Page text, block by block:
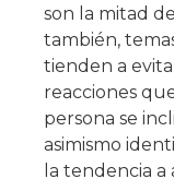
son la mitad
también,
tienden a
reacciones
persona se
asimismo
la tendencia